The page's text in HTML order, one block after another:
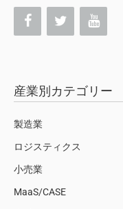
産業別カテゴリー
製造業
ロジスティクス
小売業
MaaS/CASE